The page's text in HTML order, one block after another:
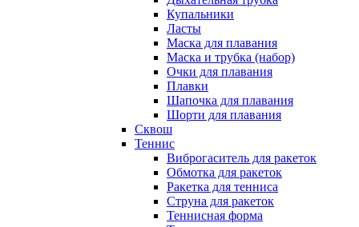
Купальники
Ласты
Маска для плавания
Маска и трубка (набор)
Очки для плавания
Плавки
Шапочка для плавания
Шорти для плавания
Сквош
Теннис
Виброгаситель для ракеток
Обмотка для ракеток
Ракетка для тенниса
Струна для ракеток
Теннисная форма